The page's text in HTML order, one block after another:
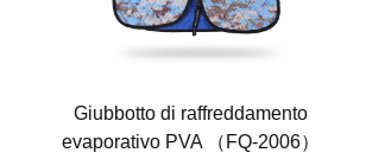
Giubbotto di raffreddamento
evaporativo PVA （FQ-2006）